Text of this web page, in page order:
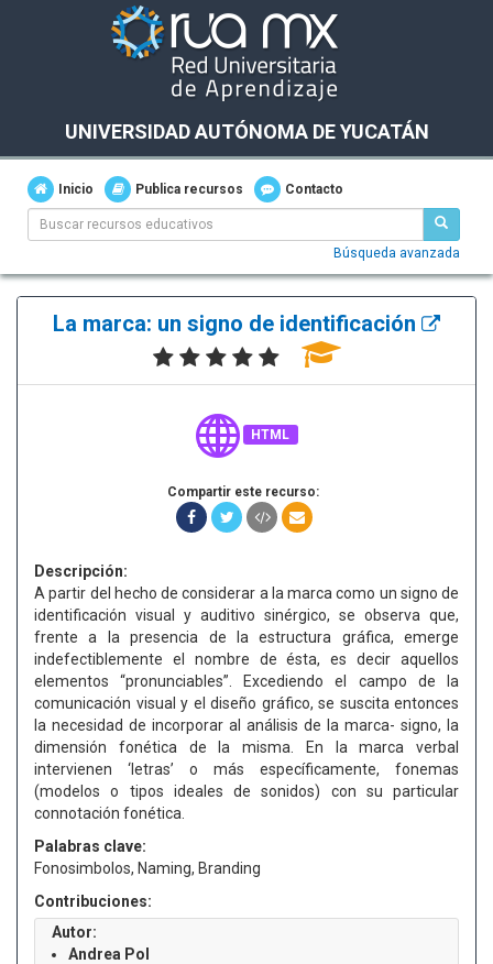
UNIVERSIDAD AUTÓNOMA DE YUCATÁN
Inicio Publica recursos Contacto
Búsqueda avanzada
La marca: un signo de identificación
HTML
Compartir este recurso:
Descripción:
A partir del hecho de considerar a la marca como un signo de
identificación visual y auditivo sinérgico, se observa que,
frente a la presencia de la estructura gráfica, emerge
indefectiblemente el nombre de ésta, es decir aquellos
elementos “pronunciables”. Excediendo el campo de la
comunicación visual y el diseño gráfico, se suscita entonces
la necesidad de incorporar al análisis de la marca- signo, la
dimensión fonética de la misma. En la marca verbal
intervienen ‘letras’ o más específicamente, fonemas
(modelos o tipos ideales de sonidos) con su particular
connotación fonética.
Palabras clave:
Fonosimbolos, Naming, Branding
Contribuciones:
Autor:
Andrea Pol